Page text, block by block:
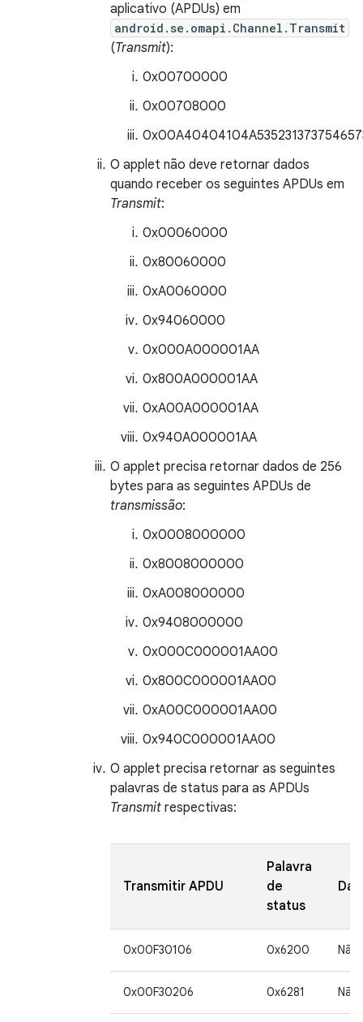
aplicativo (APDUs) em
android.se.omapi.Channel.Transmit
(Transmit):
0x00700000
0x00708000
O applet não deve retornar dados
quando receber os seguintes APDUs em
Transmit:
0x00060000
0x80060000
0xA0060000
0x94060000
0x000A000001AA
0x800A000001AA
0xA00A000001AA
0x940A000001AA
O applet precisa retornar dados de 256
bytes para as seguintes APDUs de
transmissão:
0x0008000000
0x8008000000
0xA008000000
0x9408000000
0x000C000001AA00
0x800C000001AA00
0xA00C000001AA00
0x940C000001AA00
O applet precisa retornar as seguintes
palavras de status para as APDUs
Transmit respectivas:
Transmitir APDU
Palavra
de
status
0x00F30106 0x6200 Não
0x00F30206 0x6281 Não